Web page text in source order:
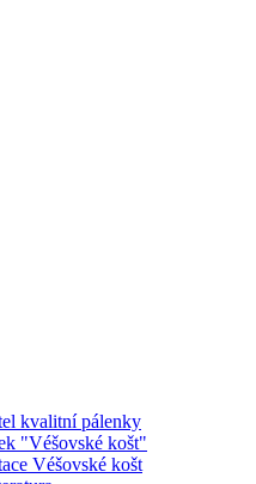
kvalitní pálenky
"Véšovské košt"
Véšovské košt